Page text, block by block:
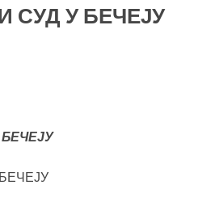
СУД У БЕЧЕЈУ